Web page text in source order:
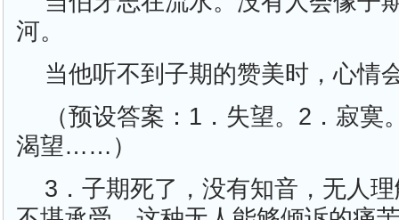
河。
当他听不到子期的赞美时，心情
（预设答案：1．失望。2．寂寞
渴望……）
3．子期死了，没有知音，无人